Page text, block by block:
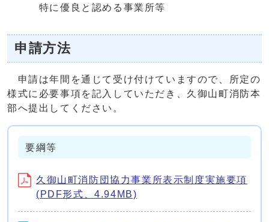
特に優良と認める事業所等
申請方法
申請は年間を通じて受け付けていますので、所定の
様式に必要事項を記入していただき、久御山町消防本
部へ提出してください。
要綱等
久御山町消防団協力事業所表示制度実施要項
(PDF形式、4.94MB)